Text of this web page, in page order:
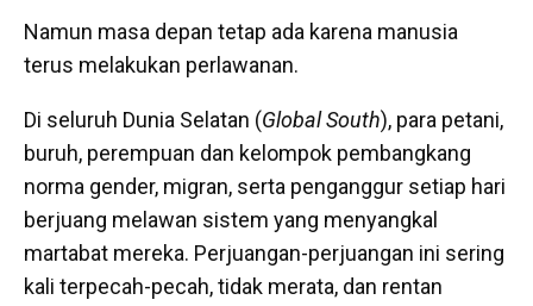
Namun masa depan tetap ada karena manusia
terus melakukan perlawanan.
Di seluruh Dunia Selatan (Global South), para petani,
buruh, perempuan dan kelompok pembangkang
norma gender, migran, serta penganggur setiap hari
berjuang melawan sistem yang menyangkal
martabat mereka. Perjuangan-perjuangan ini sering
kali terpecah-pecah, tidak merata, dan rentan